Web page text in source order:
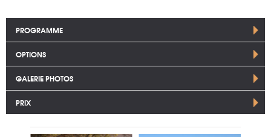
PROGRAMME
OPTIONS
GALERIE PHOTOS
PRIX